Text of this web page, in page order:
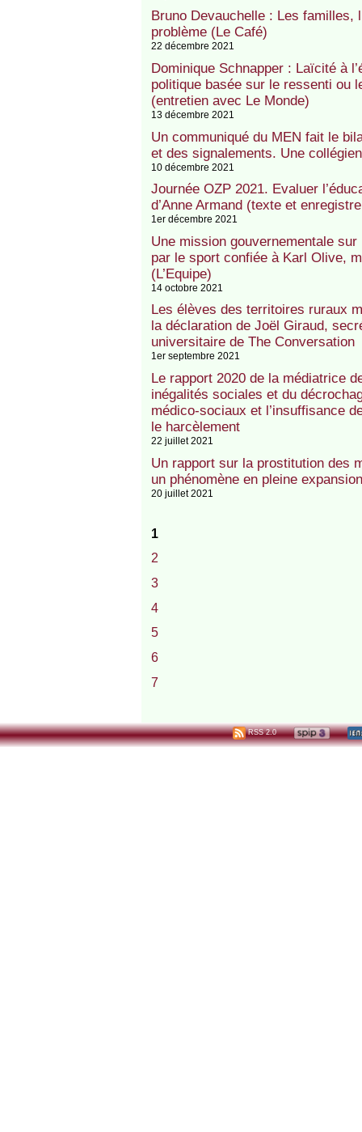
Bruno Devauchelle : Les familles,
problème (Le Café)
22 décembre 2021
Dominique Schnapper : Laïcité à
politique basée sur le ressenti ou
(entretien avec Le Monde)
13 décembre 2021
Un communiqué du MEN fait le
et des signalements. Une
10 décembre 2021
Journée OZP 2021. Evaluer
d’Anne Armand (texte et
1er décembre 2021
Une mission gouvernementale
par le sport confiée à Karl Olive,
(L’Equipe)
14 octobre 2021
Les élèves des territoires ruraux
la déclaration de Joël Giraud,
universitaire de The Conversation
1er septembre 2021
Le rapport 2020 de la médiatrice
inégalités sociales et du
médico-sociaux et l’insuffisance
le harcèlement
22 juillet 2021
Un rapport sur la prostitution des
un phénomène en pleine
20 juillet 2021
1
2
3
4
5
6
7
RSS 2.0